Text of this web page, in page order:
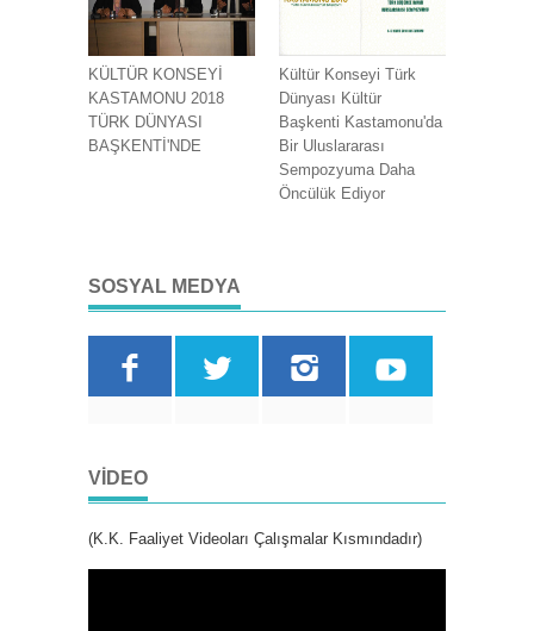
KÜLTÜR KONSEYİ
KASTAMONU 2018
TÜRK DÜNYASI
BAŞKENTİ'NDE
Kültür Konseyi Türk
Dünyası Kültür
Başkenti Kastamonu'da
Bir Uluslararası
Sempozyuma Daha
Öncülük Ediyor
SOSYAL MEDYA
VIDEO
(K.K. Faaliyet Videoları Çalışmalar Kısmındadır)